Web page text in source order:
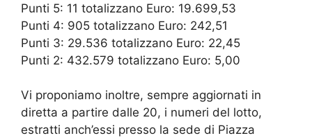
Punti 5: 11 totalizzano Euro: 19.699,53
Punti 4: 905 totalizzano Euro: 242,51
Punti 3: 29.536 totalizzano Euro: 22,45
Punti 2: 432.579 totalizzano Euro: 5,00
Vi proponiamo inoltre, sempre aggiornati in
diretta a partire dalle 20, i numeri del lotto,
estratti anch’essi presso la sede di Piazza